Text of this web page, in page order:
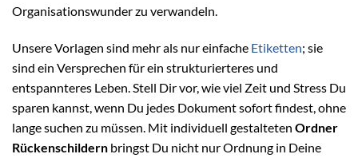
Organisationswunder zu verwandeln.
Unsere Vorlagen sind mehr als nur einfache Etiketten; sie
sind ein Versprechen für ein strukturierteres und
entspannteres Leben. Stell Dir vor, wie viel Zeit und Stress Du
sparen kannst, wenn Du jedes Dokument sofort findest, ohne
lange suchen zu müssen. Mit individuell gestalteten Ordner
Rückenschildern bringst Du nicht nur Ordnung in Deine